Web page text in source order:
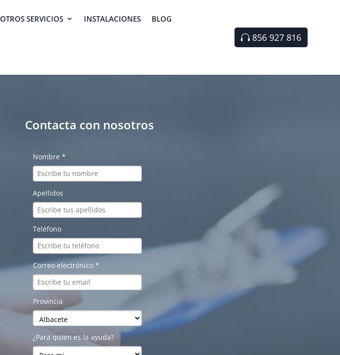
OTROS SERVICIOS INSTALACIONES BLOG
856 927 816
Contacta con nosotros